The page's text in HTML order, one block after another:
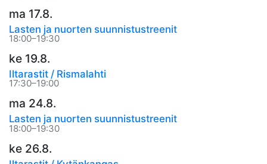
ma 17.8.
Lasten ja nuorten suunnistustreenit
18:00–19:30
ke 19.8.
Iltarastit / Rismalahti
17:30–19:00
ma 24.8.
Lasten ja nuorten suunnistustreenit
18:00–19:30
ke 26.8.